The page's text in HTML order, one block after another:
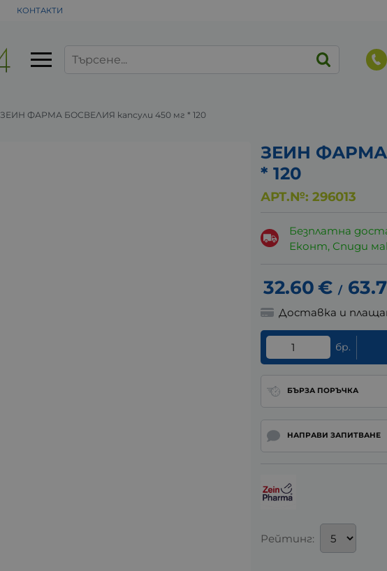
КОНТАКТИ
ЗЕИН ФАРМА БОСВЕЛИЯ капсули 450 мг * 120
ЗЕИН ФАРМА
* 120
АРТ.№: 296013
Безплатна
Еконт, Спиди
32.60€ /
Доставка и
бр.
БЪРЗА ПОРЪЧКА
НАПРАВИ ЗАПИТВАНЕ
Рейтинг: